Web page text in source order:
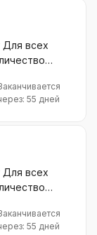
Для всех
ЕГЭ 9
9 мес На
55 дней
Для всех
ОГЭ 11
55 дней